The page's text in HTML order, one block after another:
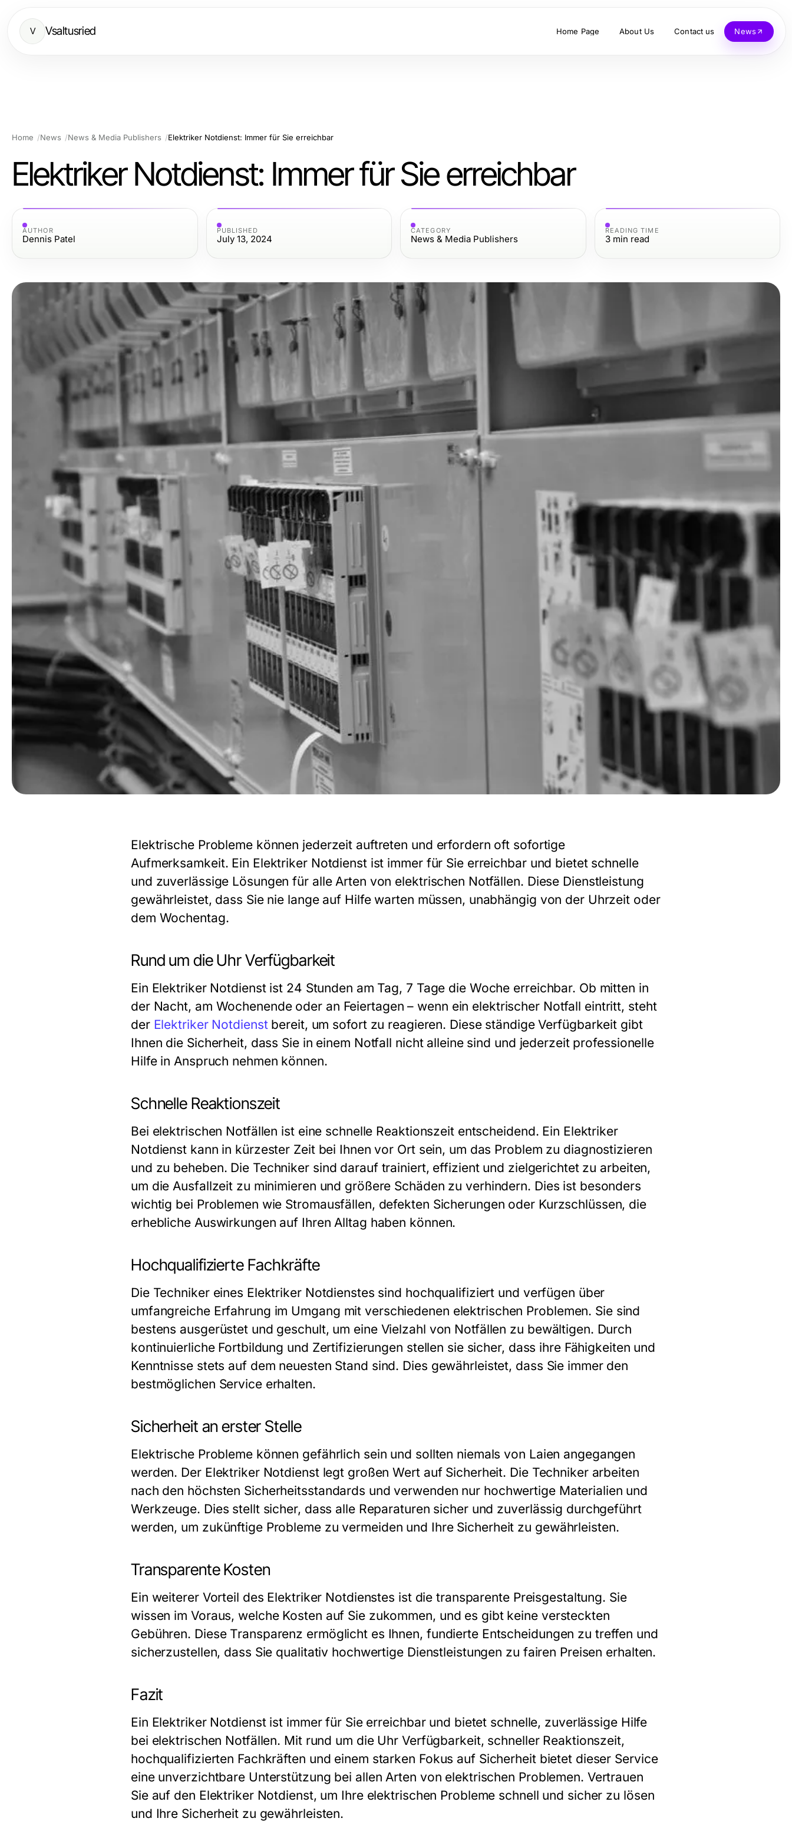
V Vsaltusried Home Page About Us Contact us News
Home News News & Media Publishers Elektriker Notdienst: Immer für Sie erreichbar
Elektriker Notdienst: Immer für Sie erreichbar
AUTHOR
Dennis Patel
PUBLISHED
July 13, 2024
CATEGORY
News & Media Publishers
READING TIME
3 min read
Elektrische Probleme können jederzeit auftreten und erfordern oft sofortige
Aufmerksamkeit. Ein Elektriker Notdienst ist immer für Sie erreichbar und bietet schnelle
und zuverlässige Lösungen für alle Arten von elektrischen Notfällen. Diese Dienstleistung
gewährleistet, dass Sie nie lange auf Hilfe warten müssen, unabhängig von der Uhrzeit oder
dem Wochentag.
Rund um die Uhr Verfügbarkeit
Ein Elektriker Notdienst ist 24 Stunden am Tag, 7 Tage die Woche erreichbar. Ob mitten in
der Nacht, am Wochenende oder an Feiertagen – wenn ein elektrischer Notfall eintritt, steht
der Elektriker Notdienstbereit, um sofort zu reagieren. Diese ständige Verfügbarkeit gibt
Ihnen die Sicherheit, dass Sie in einem Notfall nicht alleine sind und jederzeit professionelle
Hilfe in Anspruch nehmen können.
Schnelle Reaktionszeit
Bei elektrischen Notfällen ist eine schnelle Reaktionszeit entscheidend. Ein Elektriker
Notdienst kann in kürzester Zeit bei Ihnen vor Ort sein, um das Problem zu diagnostizieren
und zu beheben. Die Techniker sind darauf trainiert, effizient und zielgerichtet zu arbeiten,
um die Ausfallzeit zu minimieren und größere Schäden zu verhindern. Dies ist besonders
wichtig bei Problemen wie Stromausfällen, defekten Sicherungen oder Kurzschlüssen, die
erhebliche Auswirkungen auf Ihren Alltag haben können.
Hochqualifizierte Fachkräfte
Die Techniker eines Elektriker Notdienstes sind hochqualifiziert und verfügen über
umfangreiche Erfahrung im Umgang mit verschiedenen elektrischen Problemen. Sie sind
bestens ausgerüstet und geschult, um eine Vielzahl von Notfällen zu bewältigen. Durch
kontinuierliche Fortbildung und Zertifizierungen stellen sie sicher, dass ihre Fähigkeiten und
Kenntnisse stets auf dem neuesten Stand sind. Dies gewährleistet, dass Sie immer den
bestmöglichen Service erhalten.
Sicherheit an erster Stelle
Elektrische Probleme können gefährlich sein und sollten niemals von Laien angegangen
werden. Der Elektriker Notdienst legt großen Wert auf Sicherheit. Die Techniker arbeiten
nach den höchsten Sicherheitsstandards und verwenden nur hochwertige Materialien und
Werkzeuge. Dies stellt sicher, dass alle Reparaturen sicher und zuverlässig durchgeführt
werden, um zukünftige Probleme zu vermeiden und Ihre Sicherheit zu gewährleisten.
Transparente Kosten
Ein weiterer Vorteil des Elektriker Notdienstes ist die transparente Preisgestaltung. Sie
wissen im Voraus, welche Kosten auf Sie zukommen, und es gibt keine versteckten
Gebühren. Diese Transparenz ermöglicht es Ihnen, fundierte Entscheidungen zu treffen und
sicherzustellen, dass Sie qualitativ hochwertige Dienstleistungen zu fairen Preisen erhalten.
Fazit
Ein Elektriker Notdienst ist immer für Sie erreichbar und bietet schnelle, zuverlässige Hilfe
bei elektrischen Notfällen. Mit rund um die Uhr Verfügbarkeit, schneller Reaktionszeit,
hochqualifizierten Fachkräften und einem starken Fokus auf Sicherheit bietet dieser Service
eine unverzichtbare Unterstützung bei allen Arten von elektrischen Problemen. Vertrauen
Sie auf den Elektriker Notdienst, um Ihre elektrischen Probleme schnell und sicher zu lösen
und Ihre Sicherheit zu gewährleisten.